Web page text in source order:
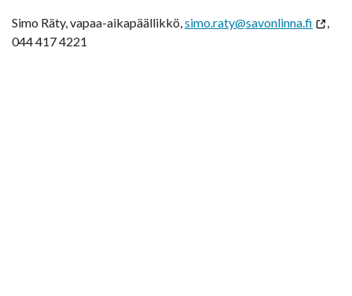
Simo Räty, vapaa-aikapäällikkö,simo.raty@savonlinna.fi
,
044 417 4221